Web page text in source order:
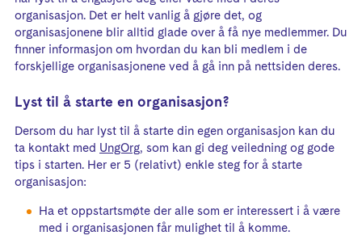
organisasjon. Det er helt vanlig å gjøre det, og
organisasjonene blir alltid glade over å få nye medlemmer. Du
finner informasjon om hvordan du kan bli medlem i de
forskjellige organisasjonene ved å gå inn på nettsiden deres.
Lyst til å starte en organisasjon?
Dersom du har lyst til å starte din egen organisasjon kan du
ta kontakt med UngOrg, som kan gi deg veiledning og gode
tips i starten. Her er 5 (relativt) enkle steg for å starte
organisasjon:
Ha et oppstartsmøte der alle som er interessert i å være
med i organisasjonen får mulighet til å komme.